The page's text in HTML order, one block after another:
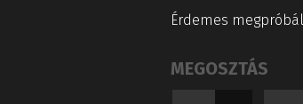
Érdemes
MEGOSZTÁS